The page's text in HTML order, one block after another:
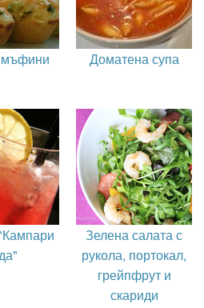
Доматена супа
Зелена салата с
рукола, портокал,
грейпфрут и
скариди